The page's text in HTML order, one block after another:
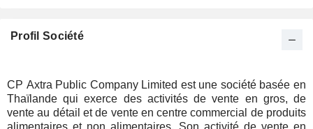
Profil Société
CP Axtra Public Company Limited est une société basée en
Thaïlande qui exerce des activités de vente en gros, de
vente au détail et de vente en centre commercial de produits
alimentaires et non alimentaires. Son activité de vente en